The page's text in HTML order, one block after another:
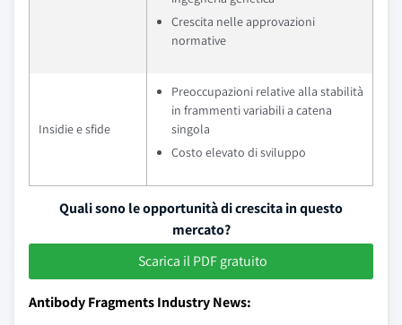
Crescita nelle approvazioni
normative
Insidie e sfide
Preoccupazioni relative alla stabilità
in frammenti variabili a catena
singola
Costo elevato di sviluppo
Quali sono le opportunità di crescita in questo
mercato?
Scarica il PDF gratuito
Antibody Fragments Industry News: